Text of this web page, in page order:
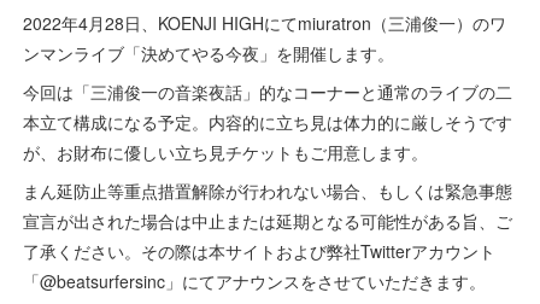
2022年4月28日、KOENJI HIGHにてmiuratron（三浦俊一）のワ
ンマンライブ「決めてやる今夜」を開催します。
今回は「三浦俊一の音楽夜話」的なコーナーと通常のライブの二
本立て構成になる予定。内容的に立ち見は体力的に厳しそうです
が、お財布に優しい立ち見チケットもご用意します。
まん延防止等重点措置解除が行われない場合、もしくは緊急事態
宣言が出された場合は中止または延期となる可能性がある旨、ご
了承ください。その際は本サイトおよび弊社Twitterアカウント
「@beatsurfersinc」にてアナウンスをさせていただきます。